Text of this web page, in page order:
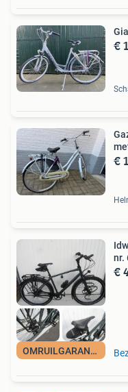
€
€
OMRUILGARANTIE
nr.
€